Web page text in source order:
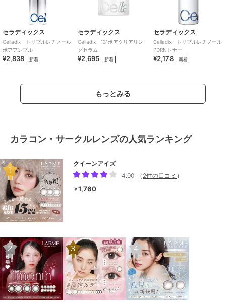
セラディックス
Celladix トリプルレチノール
ポアアンプル
¥2,838 新着
セラディックス
Celladix 131ポアクリアリン
グセラム
¥2,695 新着
セラディックス
Celladix トリプルレチノール
PDRNトナー
¥2,178 新着
もっとみる
カラコン・サークルレンズの人気ランキング
クイーンアイズ
4.00
（ 2件の口コミ ）
￥1,760